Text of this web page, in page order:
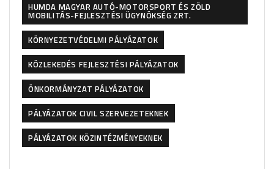
HUMDA MAGYAR AUTÓ-MOTORSPORT ÉS ZÖLD
MOBILITÁS-FEJLESZTÉSI ÜGYNÖKSÉG ZRT.
KÖRNYEZETVÉDELMI PÁLYÁZATOK
KÖZLEKEDÉS FEJLESZTÉSI PÁLYÁZATOK
ÖNKORMÁNYZAT PÁLYÁZATOK
PÁLYÁZATOK CIVIL SZERVEZETEKNEK
PÁLYÁZATOK KÖZINTÉZMÉNYEKNEK